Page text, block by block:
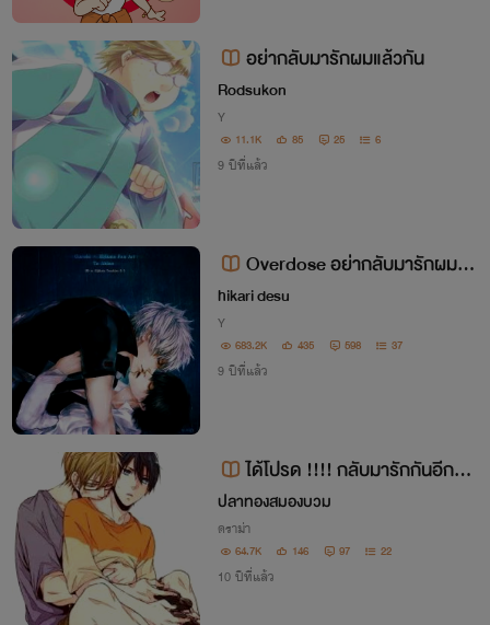
อย่ากลับมารักผมแล้วกัน
Rodsukon
Y
11.1K 85 25 6
9 ปีที่แล้ว
Overdose อย่ากลับมารักผมแล้
วกันคนใจร้าย (เคะท้องได้)
hikari desu
Y
683.2K 435 598 37
9 ปีที่แล้ว
ได้โปรด !!!! กลับมารักกันอีกครั้
งเถอะ
ปลาทองสมองบวม
ดราม่า
64.7K 146 97 22
10 ปีที่แล้ว